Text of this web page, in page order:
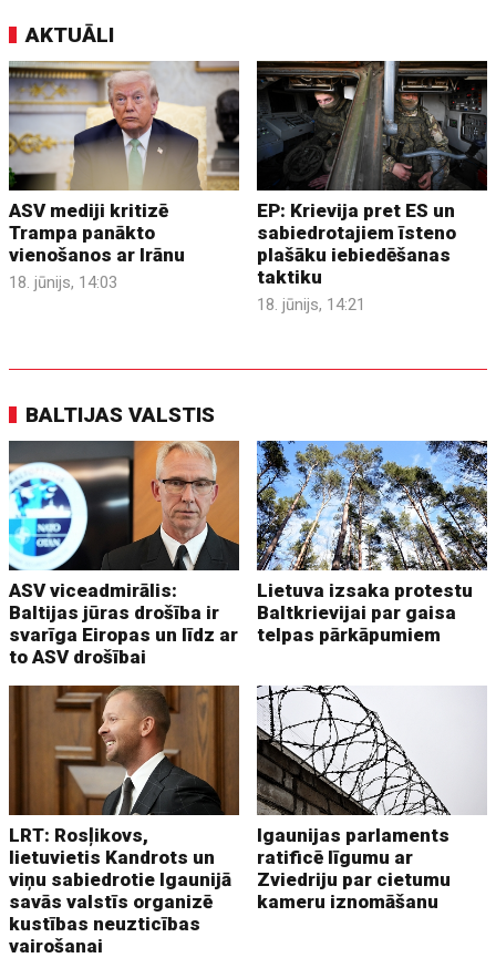
AKTUĀLI
ASV mediji kritizē
Trampa panākto
vienošanos ar Irānu
18. jūnijs, 14:03
EP: Krievija pret ES un
sabiedrotajiem īsteno
plašāku iebiedēšanas
taktiku
18. jūnijs, 14:21
BALTIJAS VALSTIS
ASV viceadmirālis:
Baltijas jūras drošība ir
svarīga Eiropas un līdz ar
to ASV drošībai
Lietuva izsaka protestu
Baltkrievijai par gaisa
telpas pārkāpumiem
LRT: Rosļikovs,
lietuvietis Kandrots un
viņu sabiedrotie Igaunijā
savās valstīs organizē
kustības neuzticības
vairošanai
Igaunijas parlaments
ratificē līgumu ar
Zviedriju par cietumu
kameru iznomāšanu